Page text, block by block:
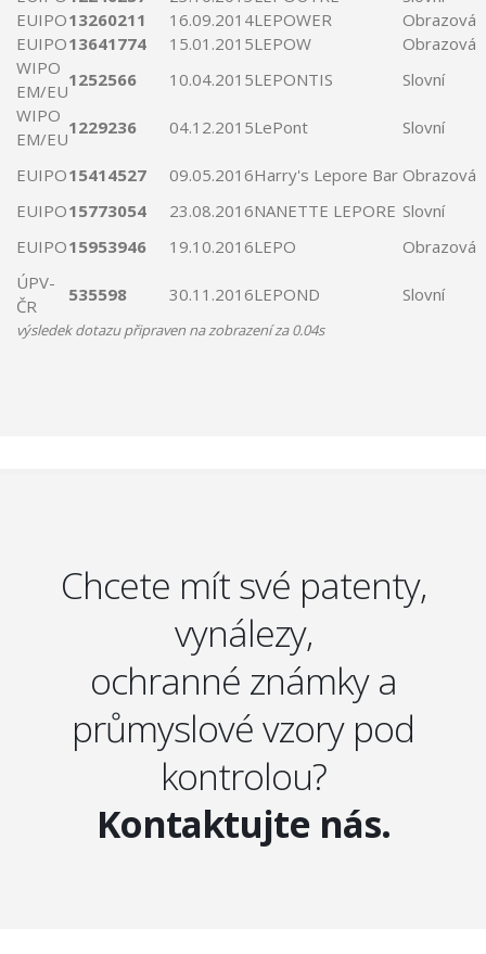
EUIPO13260211 16.09.2014LEPOWER
Obrazová
EUIPO13641774 15.01.2015LEPOW
Obrazová
WIPO
EM/EU
1252566 10.04.2015LEPONTIS
Slovní
WIPO
EM/EU
1229236 04.12.2015LePont Slovní
EUIPO15414527 09.05.2016Harry's Lepore Bar Obrazová
EUIPO15773054 23.08.2016NANETTE LEPORE Slovní
EUIPO15953946 19.10.2016LEPO
Obrazová
ÚPV-
ČR
535598 30.11.2016LEPOND Slovní
výsledek dotazu připraven na zobrazení za 0.04s
Chcete mít své patenty,
vynálezy,
ochranné známky a
průmyslové vzory pod
kontrolou?
Kontaktujte nás.